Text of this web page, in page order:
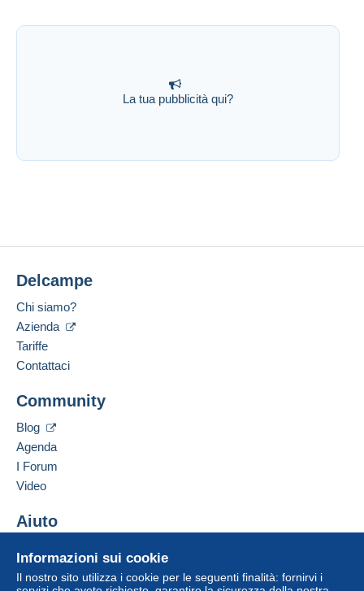
La tua pubblicità qui?
Informazioni sui cookie
Il nostro sito utilizza i cookie per le seguenti finalità: fornirvi i
Delcampe
Chi siamo?
Azienda
Tariffe
Contattaci
Community
Blog
Agenda
I Forum
Video
Aiuto
Acquistare su Delcampe
Vendere su Delcampe